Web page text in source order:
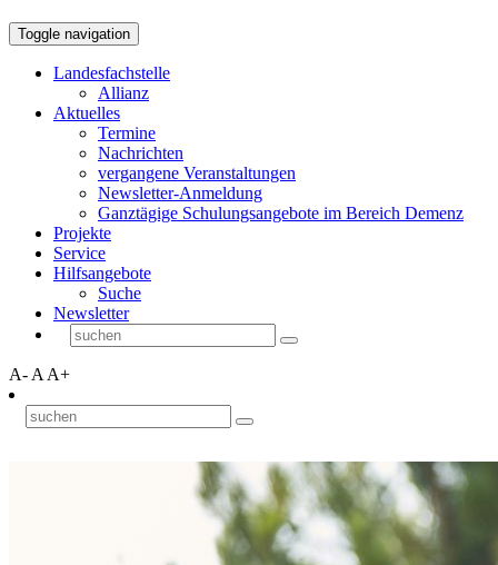
Toggle navigation
Landesfachstelle
Allianz
Aktuelles
Termine
Nachrichten
vergangene Veranstaltungen
Newsletter-Anmeldung
Ganztägige Schulungsangebote im Bereich Demenz
Projekte
Service
Hilfsangebote
Suche
Newsletter
A- A A+